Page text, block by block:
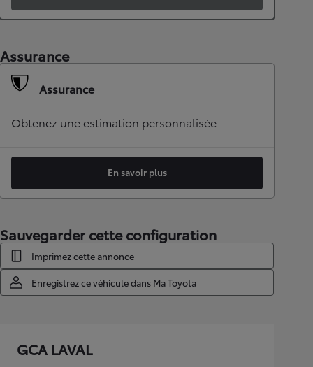
Assurance
Assurance
Obtenez une estimation personnalisée
En savoir plus
Sauvegarder cette configuration
Imprimez cette annonce
Enregistrez ce véhicule dans Ma Toyota
GCA LAVAL